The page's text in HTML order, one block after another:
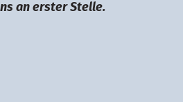
an erster Stelle.